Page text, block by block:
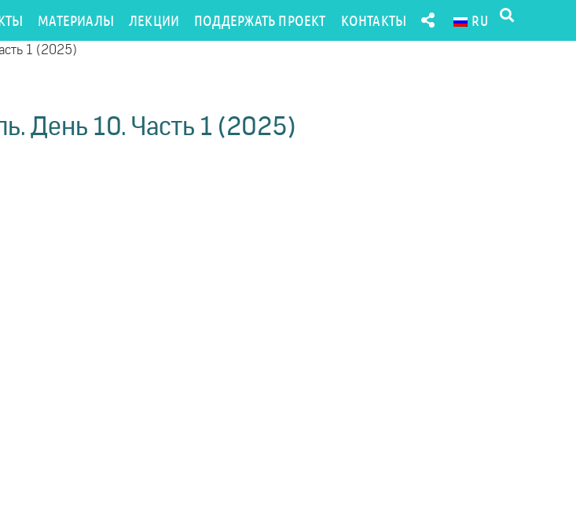
МАТЕРИАЛЫ ЛЕКЦИИ ПОДДЕРЖАТЬ ПРОЕКТ КОНТАКТЫ RU
1 (2025)
День 10. Часть 1 (2025)